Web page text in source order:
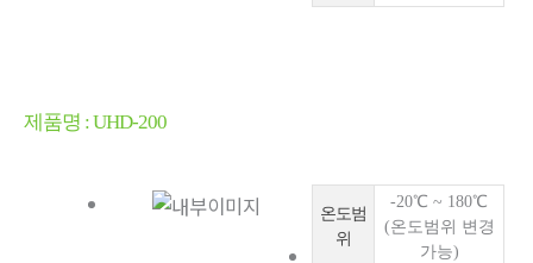
제품명 : UHD-200
온도범
위
-20℃ ~ 180℃
(온도범위 변경
가능)